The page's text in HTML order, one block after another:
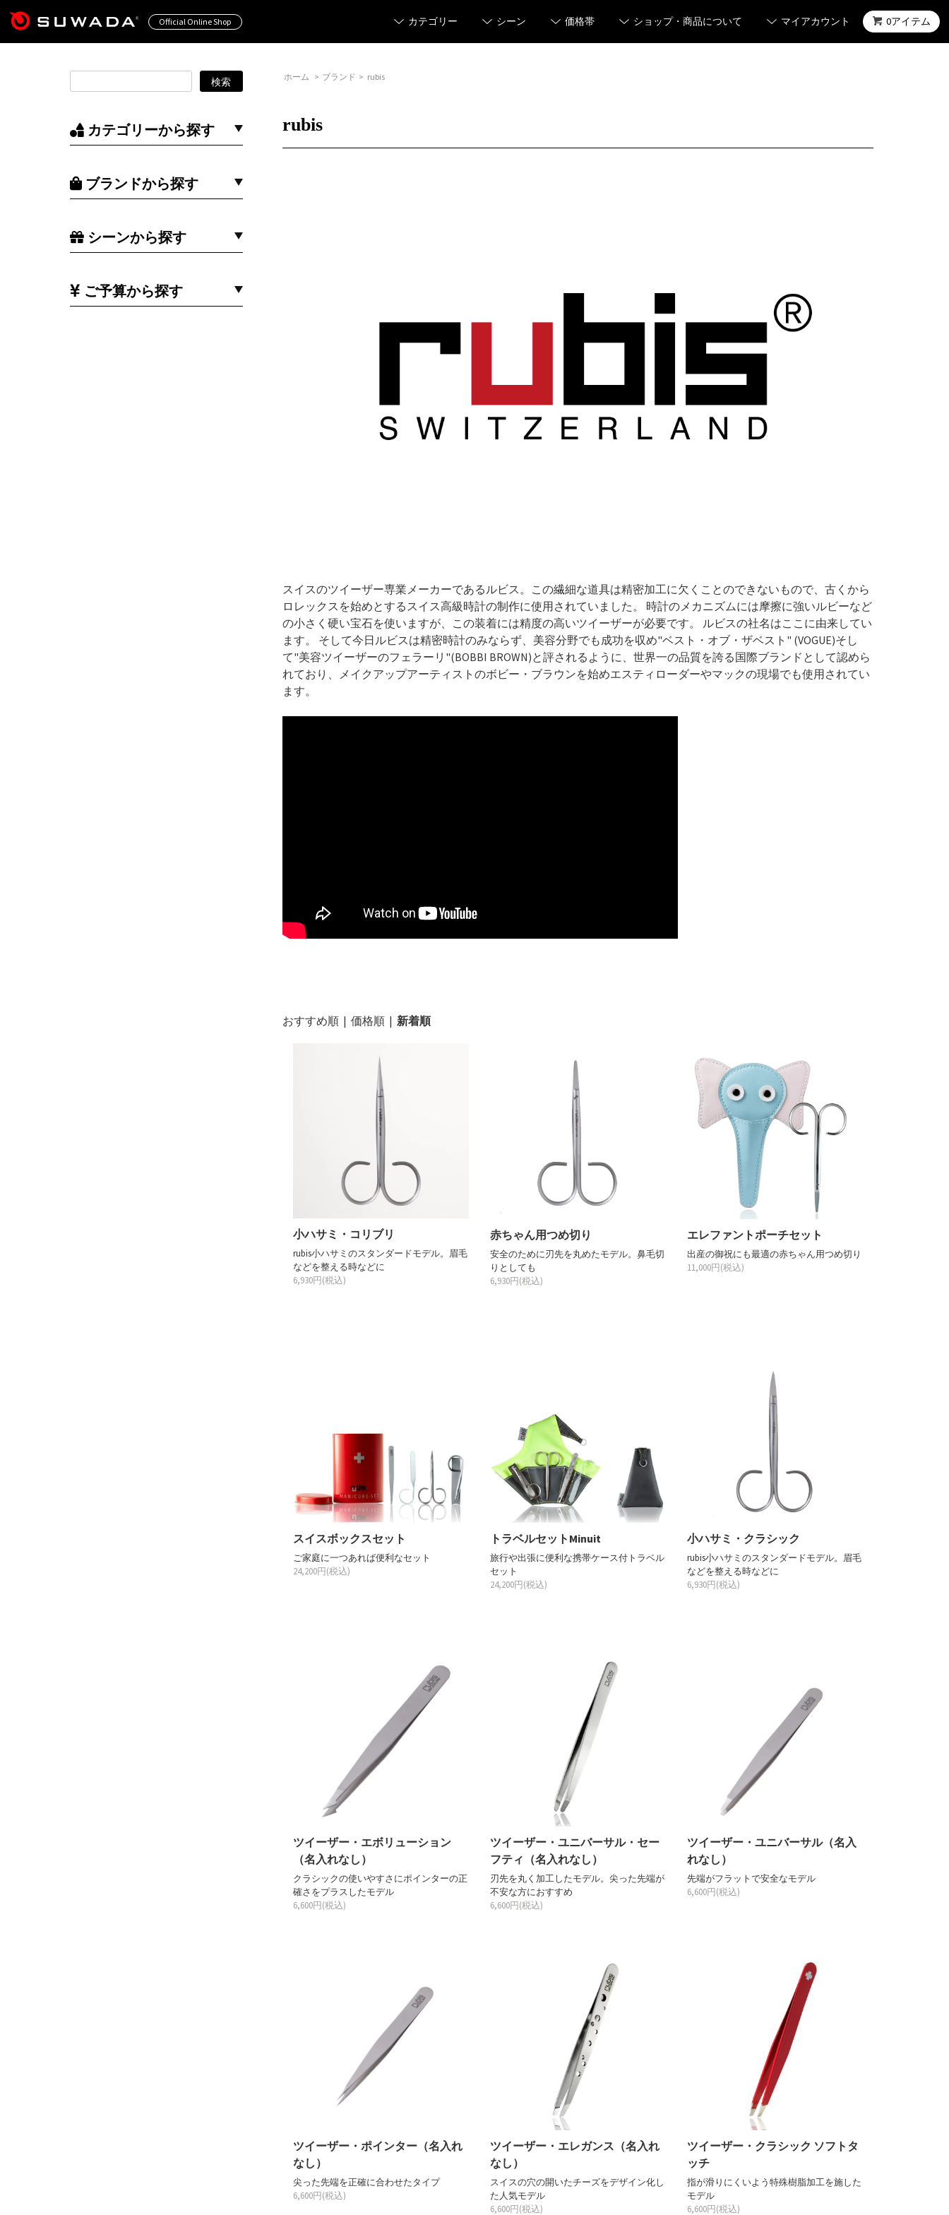
Official Online Shop カテゴリー シーン 価格帯 ショップ・商品について マイアカウント 0アイテム
ホーム > ブランド > rubis
rubis
スイスのツイーザー専業メーカーであるルビス。この繊細な道具は精密加工に欠くことのできないもので、古くから
ロレックスを始めとするスイス高級時計の制作に使用されていました。 時計のメカニズムには摩擦に強いルビーなど
の小さく硬い宝石を使いますが、この装着には精度の高いツイーザーが必要です。 ルビスの社名はここに由来してい
ます。 そして今日ルビスは精密時計のみならず、美容分野でも成功を収め"ベスト・オブ・ザベスト" (VOGUE)そし
て"美容ツイーザーのフェラーリ"(BOBBI BROWN)と評されるように、世界一の品質を誇る国際ブランドとして認めら
れており、メイクアップアーティストのボビー・ブラウンを始めエスティローダーやマックの現場でも使用されてい
ます。
おすすめ順| 価格順| 新着順
小ハサミ・コリブリ
rubis小ハサミのスタンダードモデル。眉毛
などを整える時などに
6,930円(税込)
赤ちゃん用つめ切り
安全のために刃先を丸めたモデル。鼻毛切
りとしても
6,930円(税込)
エレファントポーチセット
出産の御祝にも最適の赤ちゃん用つめ切り
11,000円(税込)
スイスボックスセット
ご家庭に一つあれば便利なセット
24,200円(税込)
トラベルセットMinuit
旅行や出張に便利な携帯ケース付トラベル
セット
24,200円(税込)
小ハサミ・クラシック
rubis小ハサミのスタンダードモデル。眉毛
などを整える時などに
6,930円(税込)
ツイーザー・エボリューション
（名入れなし）
クラシックの使いやすさにポインターの正
確さをプラスしたモデル
6,600円(税込)
ツイーザー・ユニバーサル・セー
フティ（名入れなし）
刃先を丸く加工したモデル。尖った先端が
不安な方におすすめ
6,600円(税込)
ツイーザー・ユニバーサル（名入
れなし）
先端がフラットで安全なモデル
6,600円(税込)
ツイーザー・ポインター（名入れ
なし）
尖った先端を正確に合わせたタイプ
6,600円(税込)
ツイーザー・エレガンス（名入れ
なし）
スイスの穴の開いたチーズをデザイン化し
た人気モデル
6,600円(税込)
ツイーザー・クラシック ソフトタ
ッチ
指が滑りにくいよう特殊樹脂加工を施した
モデル
6,600円(税込)
カテゴリーから探す
ブランドから探す
シーンから探す
ご予算から探す